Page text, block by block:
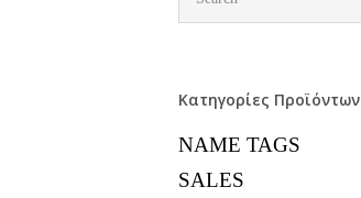
Κατηγορίες Προϊόντων
NAME TAGS
SALES